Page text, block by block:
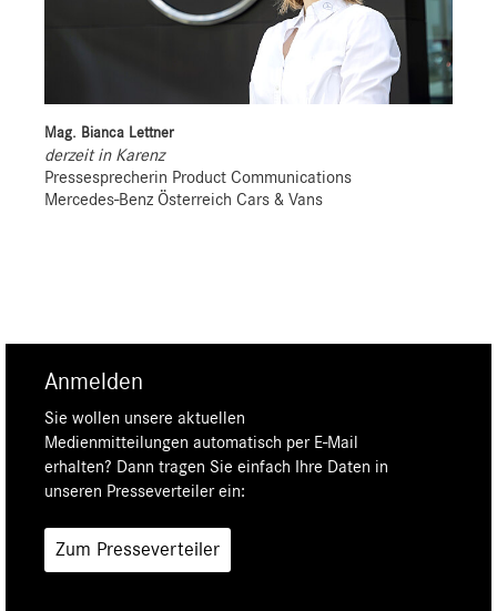
Mag. Bianca Lettner
derzeit in Karenz
Pressesprecherin Product Communications
Mercedes-Benz Österreich Cars & Vans
Anmelden
Sie wollen unsere aktuellen
Medienmitteilungen automatisch per E-Mail
erhalten? Dann tragen Sie einfach Ihre Daten in
unseren Presseverteiler ein:
Zum Presseverteiler